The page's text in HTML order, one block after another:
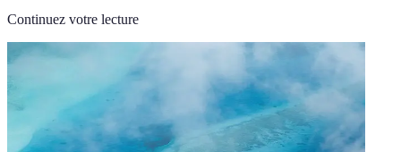
Continuez votre lecture